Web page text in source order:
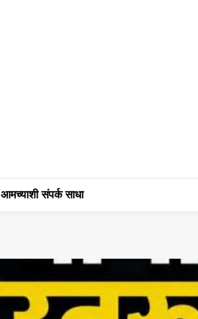
आमच्याशी संपर्क साधा